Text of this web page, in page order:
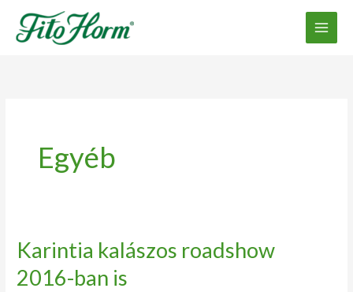
tartalomhoz
Egyéb
Karintia kalászos roadshow
2016-ban is
Karintia
roadshow